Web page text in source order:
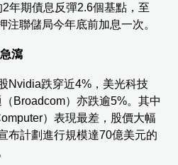
年期債息反彈2.6個基點，至
聯儲局今年底前加息一次。
瀉
Nvidia跌穿近4%，美光科技
Broadcom）亦跌逾5%。其中
）表現最差，股價大幅
布計劃進行規模達70億美元的